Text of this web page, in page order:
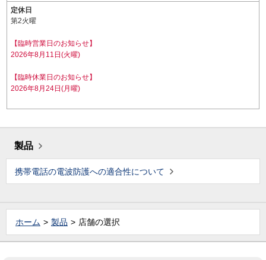
定休日
第2火曜
【臨時営業日のお知らせ】
2026年8月11日(火曜)
【臨時休業日のお知らせ】
2026年8月24日(月曜)
製品
携帯電話の電波防護への適合性について
ホーム 製品 店舗の選択